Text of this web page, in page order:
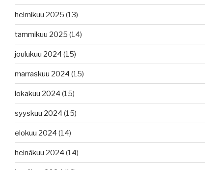
helmikuu 2025 (13)
tammikuu 2025 (14)
joulukuu 2024 (15)
marraskuu 2024 (15)
lokakuu 2024 (15)
syyskuu 2024 (15)
elokuu 2024 (14)
heinäkuu 2024 (14)